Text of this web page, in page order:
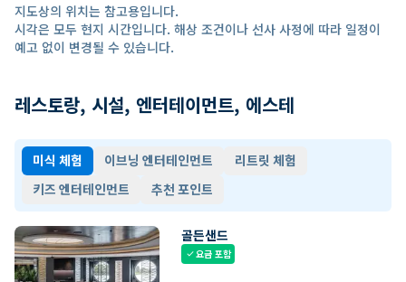
지도상의 위치는 참고용입니다.
시각은 모두 현지 시간입니다. 해상 조건이나 선사 사정에 따라 일정이
예고 없이 변경될 수 있습니다.
레스토랑, 시설, 엔터테이먼트, 에스테
미식 체험 이브닝 엔터테인먼트
리트릿 체험
키즈 엔터테인먼트
추천 포인트
골든샌드
check요금 포함